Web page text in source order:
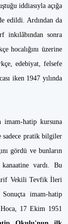
iddiasıyla açığa
edildi. Ardından da
inkılâ­bından sonra
hocalığını üzerine
edebiyat, felse­fe
iken 1947 yılında
imam-hatip kursuna
pratik bil­giler
gördü ve bunların
vardı. Bu
Vekili Tevfik İleri
imam-hatip
Hoca, 17 Ekim 1951